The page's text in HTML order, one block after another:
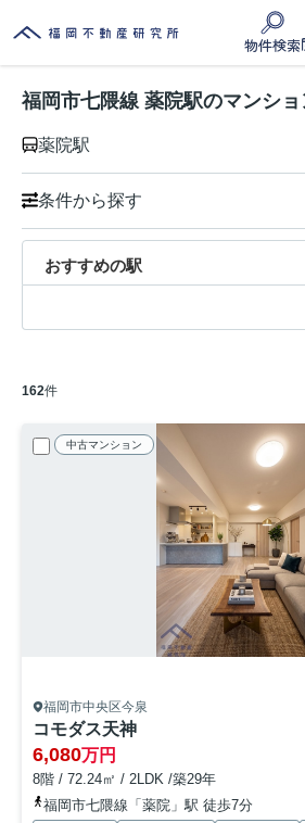
物件検索
福岡市七隈線 薬院駅のマンシ
薬院駅
条件から探す
おすすめの駅
162件
中古マンション
福岡市中央区今泉
コモダス天神
6,080万円
8階 / 72.24㎡ / 2LDK /築29年
福岡市七隈線「薬院」駅 徒歩7分